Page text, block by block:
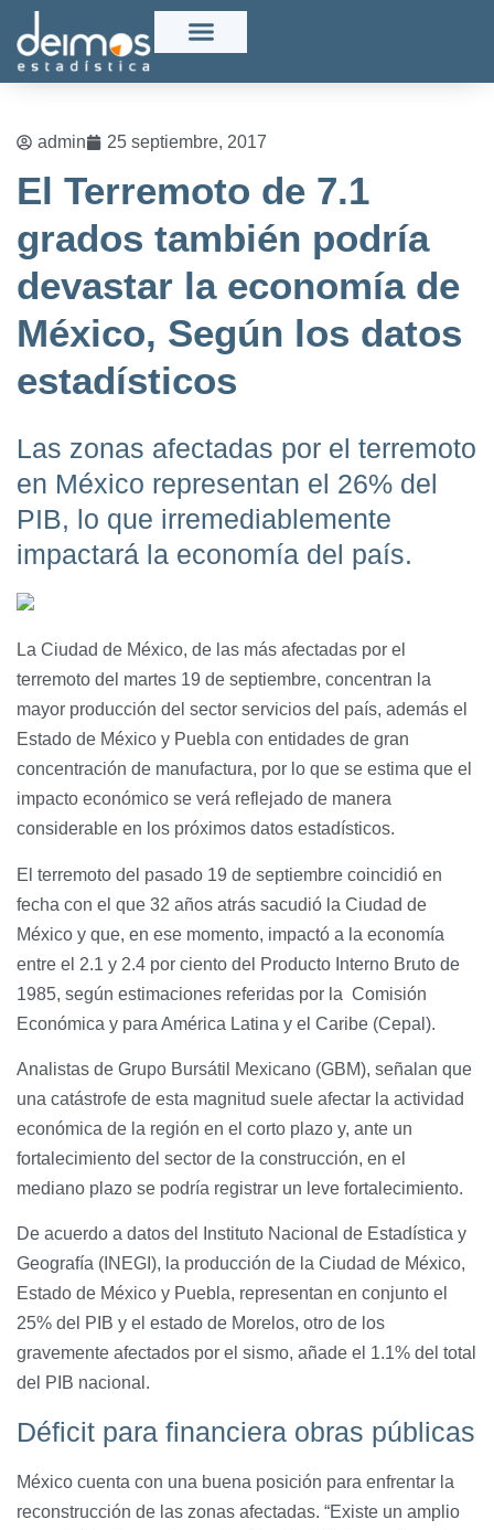
admin 25 septiembre, 2017
El Terremoto de 7.1
grados también podría
devastar la economía de
México, Según los datos
estadísticos
Las zonas afectadas por el terremoto
en México representan el 26% del
PIB, lo que irremediablemente
impactará la economía del país.
La Ciudad de México, de las más afectadas por el
terremoto del martes 19 de septiembre, concentran la
mayor producción del sector servicios del país, además el
Estado de México y Puebla con entidades de gran
concentración de manufactura, por lo que se estima que el
impacto económico se verá reflejado de manera
considerable en los próximos datos estadísticos.
El terremoto del pasado 19 de septiembre coincidió en
fecha con el que 32 años atrás sacudió la Ciudad de
México y que, en ese momento, impactó a la economía
entre el 2.1 y 2.4 por ciento del Producto Interno Bruto de
1985, según estimaciones referidas por la Comisión
Económica y para América Latina y el Caribe (Cepal).
Analistas de Grupo Bursátil Mexicano (GBM), señalan que
una catástrofe de esta magnitud suele afectar la actividad
económica de la región en el corto plazo y, ante un
fortalecimiento del sector de la construcción, en el
mediano plazo se podría registrar un leve fortalecimiento.
De acuerdo a datos del Instituto Nacional de Estadística y
Geografía (INEGI), la producción de la Ciudad de México,
Estado de México y Puebla, representan en conjunto el
25% del PIB y el estado de Morelos, otro de los
gravemente afectados por el sismo, añade el 1.1% del total
del PIB nacional.
Déficit para financiera obras públicas
México cuenta con una buena posición para enfrentar la
reconstrucción de las zonas afectadas. “Existe un amplio